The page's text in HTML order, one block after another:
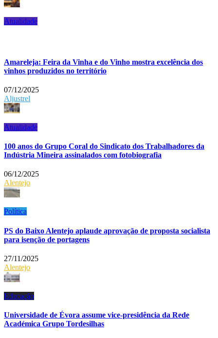
Atualidade
Amareleja: Feira da Vinha e do Vinho mostra excelência dos
vinhos produzidos no território
07/12/2025
Aljustrel
Atualidade
100 anos do Grupo Coral do Sindicato dos Trabalhadores da
Indústria Mineira assinalados com fotobiografia
06/12/2025
Alentejo
Política
PS do Baixo Alentejo aplaude aprovação de proposta socialista
para isenção de portagens
27/11/2025
Alentejo
Educação
Universidade de Évora assume vice-presidência da Rede
Académica Grupo Tordesilhas